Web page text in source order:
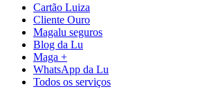
Cartão Luiza
Cliente Ouro
Magalu seguros
Blog da Lu
Maga +
WhatsApp da Lu
Todos os serviços